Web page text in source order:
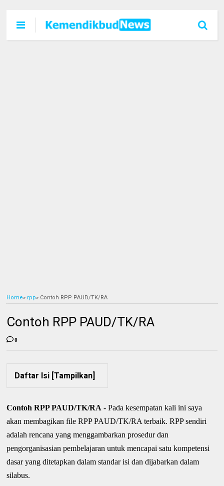
Home» rpp» Contoh RPP PAUD/TK/RA
Contoh RPP PAUD/TK/RA
0
Daftar Isi [Tampilkan]
Contoh RPP PAUD/TK/RA - Pada kesempatan kali ini saya
akan membagikan file RPP PAUD/TK/RA terbaik. RPP sendiri
adalah rencana yang menggambarkan prosedur dan
pengorganisasian pembelajaran untuk mencapai satu kompetensi
dasar yang ditetapkan dalam standar isi dan dijabarkan dalam
silabus.